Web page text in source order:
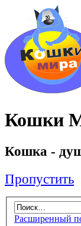
Кошки
Кошка -
Пропустить
Расширенный